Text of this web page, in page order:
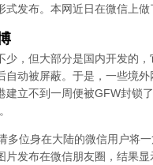
式发布。本网近日在微信上
少，但大部分是国内开发的
自动被屏蔽。于是，一些境
建立不到一周便被GFW封锁
多位身在大陆的微信用户将
片发布在微信朋友圈，结果